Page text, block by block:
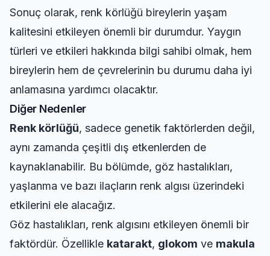
Sonuç olarak, renk körlüğü bireylerin yaşam
kalitesini etkileyen önemli bir durumdur. Yaygın
türleri ve etkileri hakkında bilgi sahibi olmak, hem
bireylerin hem de çevrelerinin bu durumu daha iyi
anlamasına yardımcı olacaktır.
Diğer Nedenler
Renk körlüğü, sadece genetik faktörlerden değil,
aynı zamanda çeşitli dış etkenlerden de
kaynaklanabilir. Bu bölümde, göz hastalıkları,
yaşlanma ve bazı ilaçların renk algısı üzerindeki
etkilerini ele alacağız.
Göz hastalıkları, renk algısını etkileyen önemli bir
faktördür. Özellikle katarakt, glokom ve makula